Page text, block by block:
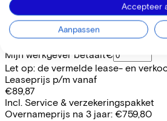
WERKNEMER ZELFSTANDIGE
Deze fiets lease je via je
Bruto maandsalaris€
Mijn werkgever betaalt€
Let op: de vermelde lease- en
Leaseprijs p/m vanaf
€89,87
Incl. Service & verzekeringspakket
Overnameprijs na 3 jaar: €759,80
Accepteer
Aanpassen